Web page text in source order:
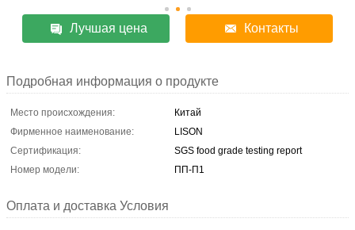
Лучшая цена Контакты
Подробная информация о продукте
Место происхождения:
Китай
Фирменное наименование:
LISON
Сертификация:
SGS food grade testing report
Номер модели:
ПП-П1
Оплата и доставка Условия